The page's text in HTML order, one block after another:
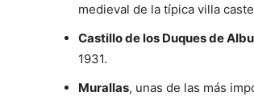
medieval de la típica villa
Castillo de los Duques de
1931.
Murallas, unas de las más